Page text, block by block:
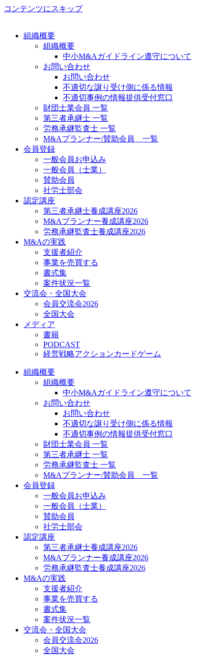
コンテンツにスキップ
組織概要
組織概要
中小M&Aガイドライン遵守について
お問い合わせ
お問い合わせ
不適切な譲り受け側に係る情報
不適切事例の情報提供受付窓口
財団士業会員 一覧
第三者承継士 一覧
労務承継監査士 一覧
M&Aプランナー/賛助会員 一覧
会員登録
一般会員お申込み
一般会員（士業）
賛助会員
社労士部会
認定講座
第三者承継士養成講座2026
M&Aプランナー養成講座2026
労務承継監査士養成講座2026
M&Aの実践
支援者紹介
事業を売買する
書式集
案件状況一覧
交流会・全国大会
会員交流会2026
全国大会
メディア
書籍
PODCAST
経営戦略アクションカードゲーム
組織概要
組織概要
中小M&Aガイドライン遵守について
お問い合わせ
お問い合わせ
不適切な譲り受け側に係る情報
不適切事例の情報提供受付窓口
財団士業会員 一覧
第三者承継士 一覧
労務承継監査士 一覧
M&Aプランナー/賛助会員 一覧
会員登録
一般会員お申込み
一般会員（士業）
賛助会員
社労士部会
認定講座
第三者承継士養成講座2026
M&Aプランナー養成講座2026
労務承継監査士養成講座2026
M&Aの実践
支援者紹介
事業を売買する
書式集
案件状況一覧
交流会・全国大会
会員交流会2026
全国大会